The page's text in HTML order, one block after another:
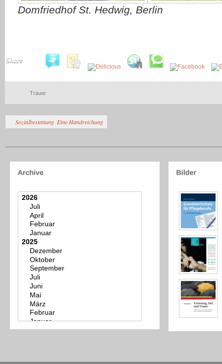
Domfriedhof St. Hedwig, Berlin
Share
Trauer
Sozialbestattung  Eine Handreichung